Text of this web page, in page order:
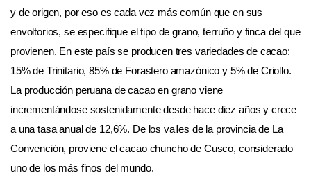
y de origen, por eso es cada vez más común que en sus
envoltorios, se especifique el tipo de grano, terruño y finca del que
provienen. En este país se producen tres variedades de cacao:
15% de Trinitario, 85% de Forastero amazónico y 5% de Criollo.
La producción peruana de cacao en grano viene
incrementándose sostenidamente desde hace diez años y crece
a una tasa anual de 12,6%. De los valles de la provincia de La
Convención, proviene el cacao chuncho de Cusco, considerado
uno de los más finos del mundo.